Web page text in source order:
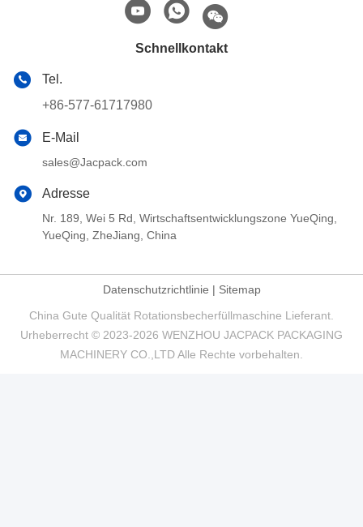
Schnellkontakt
Tel.
+86-577-61717980
E-Mail
sales@Jacpack.com
Adresse
Nr. 189, Wei 5 Rd, Wirtschaftsentwicklungszone YueQing,
YueQing, ZheJiang, China
Datenschutzrichtlinie | Sitemap
China Gute Qualität Rotationsbecherfüllmaschine Lieferant.
Urheberrecht © 2023-2026 WENZHOU JACPACK PACKAGING
MACHINERY CO.,LTD Alle Rechte vorbehalten.